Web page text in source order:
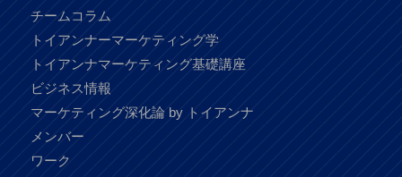
チームコラム
トイアンナーマーケティング学
トイアンナマーケティング基礎講座
ビジネス情報
マーケティング深化論 by トイアンナ
メンバー
ワーク